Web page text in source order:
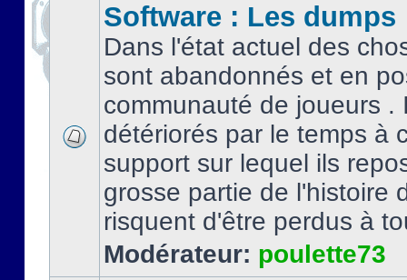
Software : Les dumps
Dans l'état actuel des
sont abandonnés et en
communauté de joueurs .
détériorés par le temps à
support sur lequel ils
grosse partie de l'histoire
risquent d'être perdus à
Modérateur: poulette73